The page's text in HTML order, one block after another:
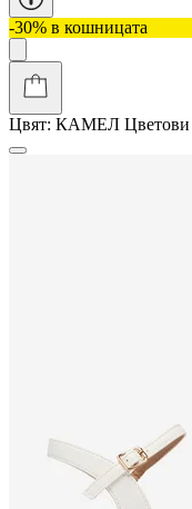
-30% в кошницата
Цвят: КАМЕЛ Цветови